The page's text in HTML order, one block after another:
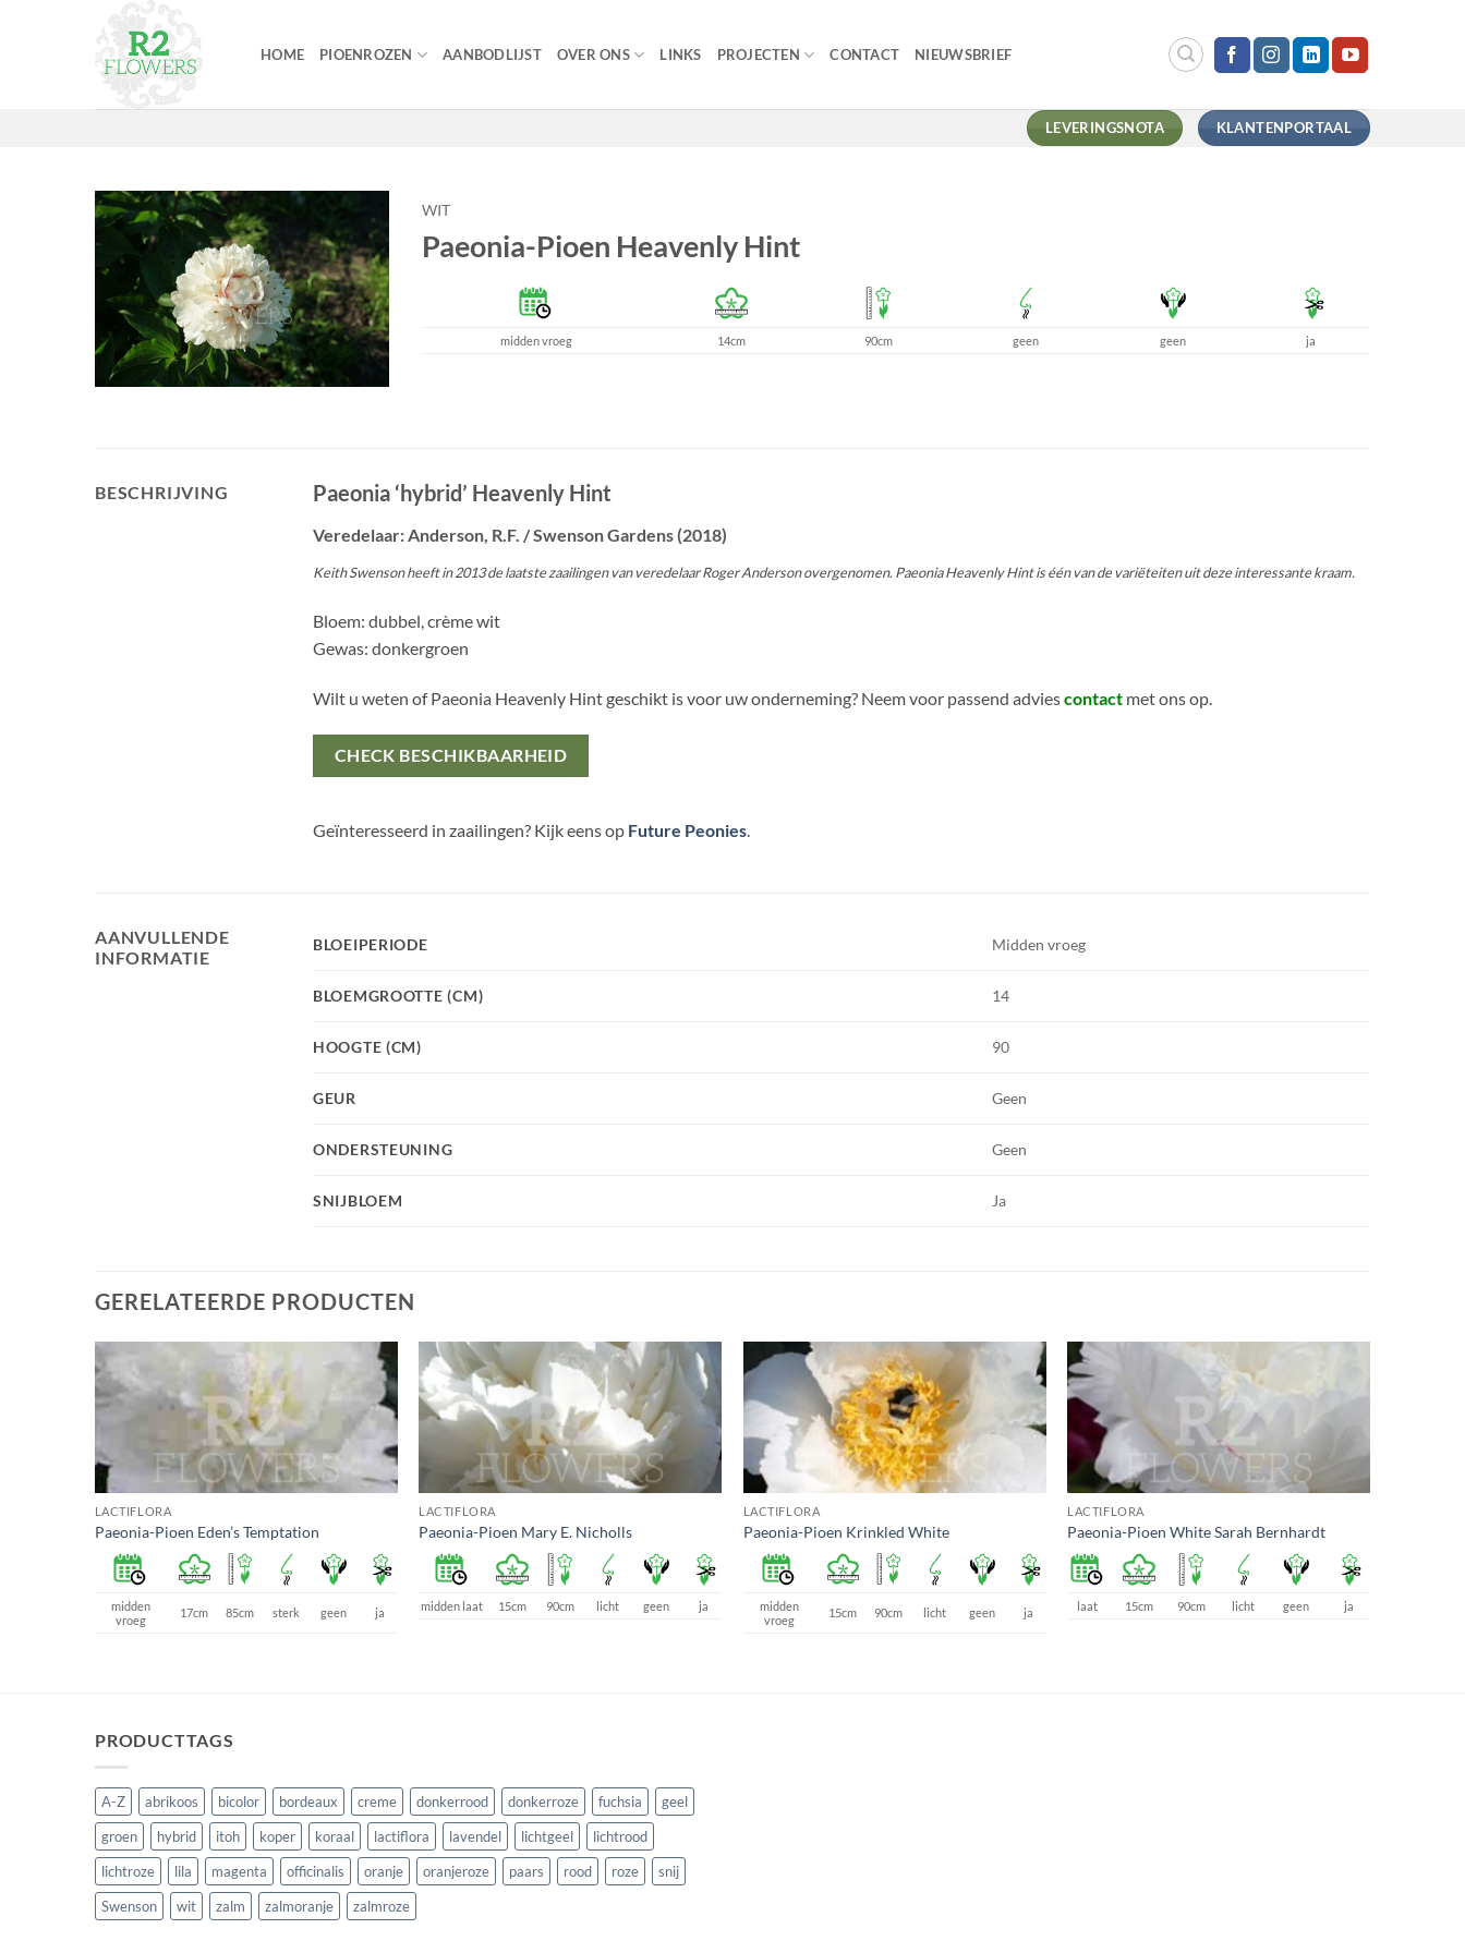
HOME PIOENROZEN AANBODLIJST OVER ONS LINKS PROJECTEN CONTACT NIEUWSBRIEF
LEVERINGSNOTA KLANTENPORTAAL
WIT
Paeonia-Pioen Heavenly Hint
midden vroeg 14cm 90cm geen geen ja
BESCHRIJVING Paeonia ‘hybrid’ Heavenly Hint
Veredelaar: Anderson, R.F. / Swenson Gardens (2018)
Keith Swenson heeft in 2013 de laatste zaailingen van veredelaar Roger Anderson overgenomen. Paeonia Heavenly Hint is één van de variëteiten uit deze interessante kraam.
Bloem: dubbel, crème wit
Gewas: donkergroen
Wilt u weten of Paeonia Heavenly Hint geschikt is voor uw onderneming? Neem voor passend adviescontact met ons op.
CHECK BESCHIKBAARHEID
Geïnteresseerd in zaailingen? Kijk eens op Future Peonies.
AANVULLENDE
INFORMATIE
BLOEIPERIODE Midden vroeg
BLOEMGROOTTE (CM) 14
HOOGTE (CM) 90
GEUR Geen
ONDERSTEUNING Geen
SNIJBLOEM Ja
GERELATEERDE PRODUCTEN
LACTIFLORA
Paeonia-Pioen Eden’s Temptation
midden
vroeg
17cm 85cm sterk geen ja
LACTIFLORA
Paeonia-Pioen Mary E. Nicholls
midden laat 15cm 90cm licht geen ja
LACTIFLORA
Paeonia-Pioen Krinkled White
midden
vroeg
15cm 90cm licht geen ja
LACTIFLORA
Paeonia-Pioen White Sarah Bernhardt
laat 15cm 90cm licht geen ja
PRODUCTTAGS
A-Z abrikoos bicolor bordeaux creme donkerrood donkerroze fuchsia
geel
groen
hybrid itoh koper koraal lactiflora lavendel lichtgeel
lichtrood
lichtroze
lila magenta officinalis oranje oranjeroze paars rood roze
snij
Swenson
wit zalm zalmoranje zalmroze